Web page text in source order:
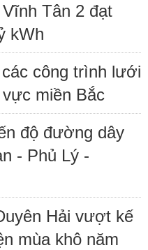
Tân 2 đạt
kWh
công trình lưới
miền Bắc
độ đường dây
- Phủ Lý -
Hải vượt kế
mùa khô năm